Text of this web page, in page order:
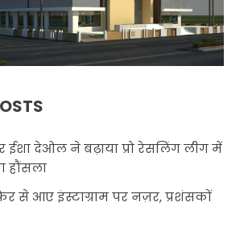
ईशा देओल ने बढ़ाया प्रो रेसलिंग लीग में
हौंसला
से आए इंस्टाग्राम पर नज़र, प्रशंसकों